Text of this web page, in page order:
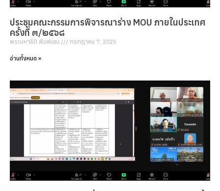
ประชุมคณะกรรมการพิจารณาร่าง MOU ภายในประเทศ
ครั้งที่ ๓/๒๕๖๘
พระมหาธิติ พิมพ์เสน กรกฎาคม 7, 2025
อ่านทั้งหมด »